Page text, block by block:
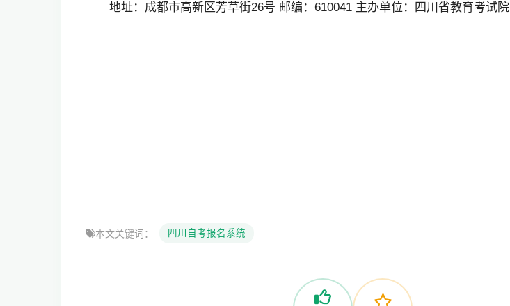
地址：成都市高新区芳草街26号 邮编：610041 主办单位：四川省教育考试院
本文关键词： 四川自考报名系统